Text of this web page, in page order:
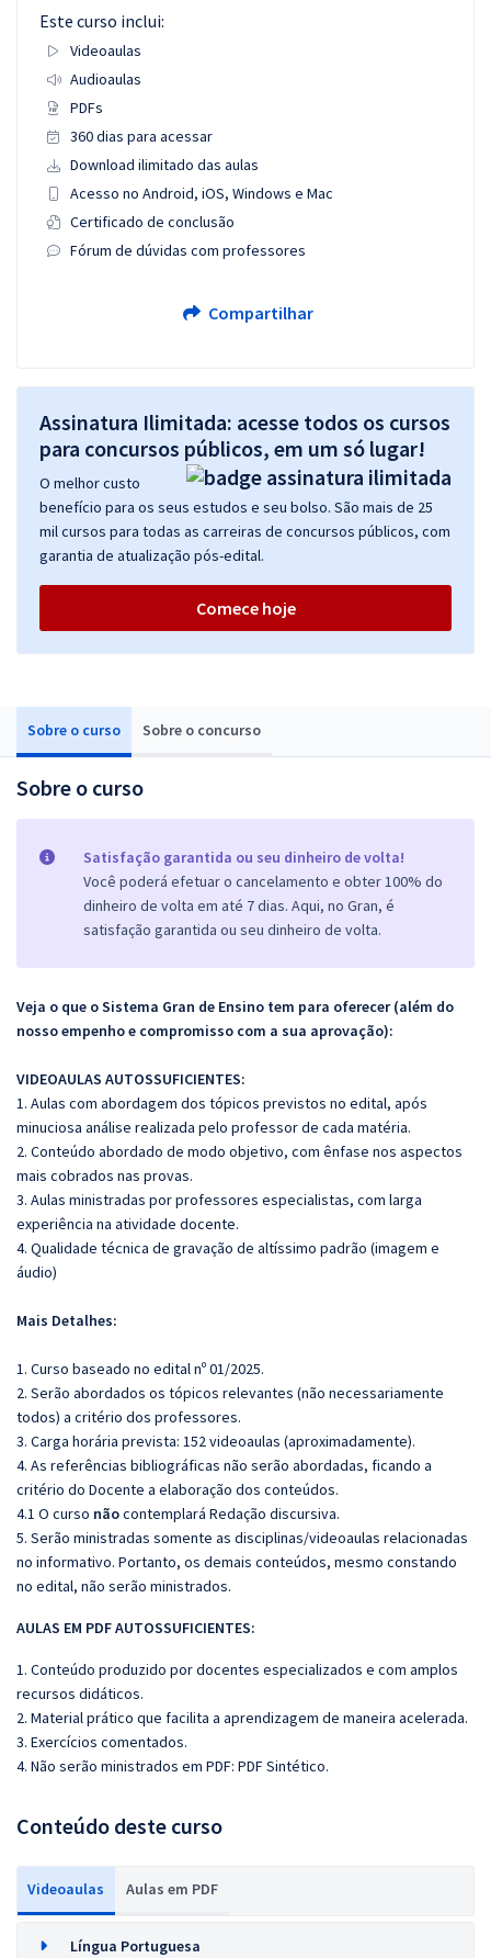
Sobre o curso Sobre o concurso
Sobre o curso
Satisfação garantida ou seu dinheiro de volta!
Você poderá efetuar o cancelamento e obter 100% do
dinheiro de volta em até 7 dias. Aqui, no Gran, é
satisfação garantida ou seu dinheiro de volta.
Veja o que o Sistema Gran de Ensino tem para oferecer (além do
nosso empenho e compromisso com a sua aprovação):
VIDEOAULAS AUTOSSUFICIENTES:
1. Aulas com abordagem dos tópicos previstos no edital, após
minuciosa análise realizada pelo professor de cada matéria.
2. Conteúdo abordado de modo objetivo, com ênfase nos aspectos
mais cobrados nas provas.
3. Aulas ministradas por professores especialistas, com larga
experiência na atividade docente.
4. Qualidade técnica de gravação de altíssimo padrão (imagem e
áudio)
Mais Detalhes:
1. Curso baseado no edital nº 01/2025.
2. Serão abordados os tópicos relevantes (não necessariamente
todos) a critério dos professores.
3. Carga horária prevista: 152 videoaulas (aproximadamente).
4. As referências bibliográficas não serão abordadas, ficando a
critério do Docente a elaboração dos conteúdos.
4.1 O curso nãocontemplará Redação discursiva.
5. Serão ministradas somente as disciplinas/videoaulas relacionadas
no informativo. Portanto, os demais conteúdos, mesmo constando
no edital, não serão ministrados.
AULAS EM PDF AUTOSSUFICIENTES:
1. Conteúdo produzido por docentes especializados e com amplos
recursos didáticos.
2. Material prático que facilita a aprendizagem de maneira acelerada.
3. Exercícios comentados.
4. Não serão ministrados em PDF: PDF Sintético.
Conteúdo deste curso
Videoaulas Aulas em PDF
Língua Portuguesa
Este curso inclui:
Videoaulas
Audioaulas
PDFs
360 dias para acessar
Download ilimitado das aulas
Acesso no Android, iOS, Windows e Mac
Certificado de conclusão
Fórum de dúvidas com professores
Compartilhar
Assinatura Ilimitada: acesse todos os cursos
para concursos públicos, em um só lugar!
O melhor custo
benefício para os seus estudos e seu bolso. São mais de 25
mil cursos para todas as carreiras de concursos públicos, com
garantia de atualização pós-edital.
Comece hoje